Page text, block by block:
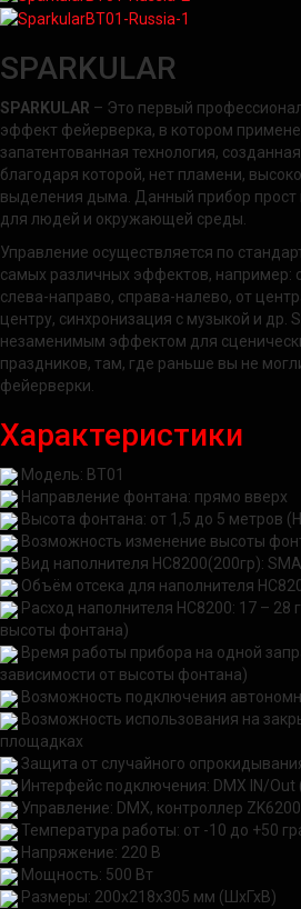
SPARKULAR
SPARKULAR – Это первый
эффект фейерверка, в котором
запатентованная технология,
благодаря которой, нет пламени,
выделения дыма. Данный прибор прост
для людей и окружающей среды.
Управление осуществляется по
самых различных эффектов, например:
слева-направо, справа-налево, от
центру, синхронизация с музыкой и др.
незаменимым эффектом для
праздников, там, где раньше вы не
фейерверки.
Характеристики
Модель: BT01
Направление фонтана: прямо вверх
Высота фонтана: от 1,5 до 5 метров
Возможность изменение высоты
Вид наполнителя HC8200(200гр):
Объём отсека для наполнителя
Расход наполнителя HC8200: 17 – 28
высоты фонтана)
Время работы прибора на одной
зависимости от высоты фонтана)
Возможность подключения
Возможность использования на
площадках
Защита от случайного
Интерфейс подключения: DMX IN/Out
Управление: DMX, контроллер ZK6200
Температура работы: от -10 до +50
Напряжение: 220 В
Мощность: 500 Вт
Размеры: 200х218х305 мм (ШхГхВ)